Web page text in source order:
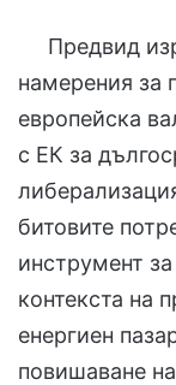
Предвид
намерения за
европейска
с ЕК за
битовите
инструмент
контекста на
енергиен
повишаване